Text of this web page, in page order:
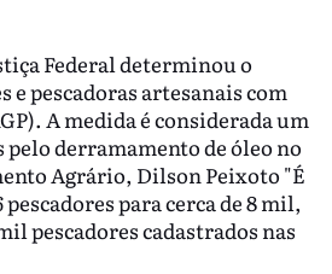
Federal determinou o
pescadoras artesanais com
A medida é considerada um
derramamento de óleo no
Agrário, Dilson Peixoto "É
para cerca de 8 mil,
pescadores cadastrados nas